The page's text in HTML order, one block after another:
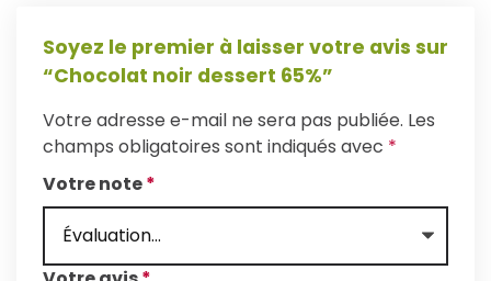
Soyez le premier à laisser votre avis sur
“Chocolat noir dessert 65%”
Votre adresse e-mail ne sera pas publiée. Les
champs obligatoires sont indiqués avec *
Votre note*